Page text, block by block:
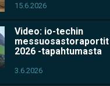
15.6.2026
Video: io-techin
messuosastoraportit
2026 -tapahtumasta
3.6.2026